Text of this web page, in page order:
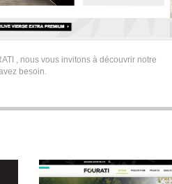
, nous vous invitons à découvrir notre
besoin.